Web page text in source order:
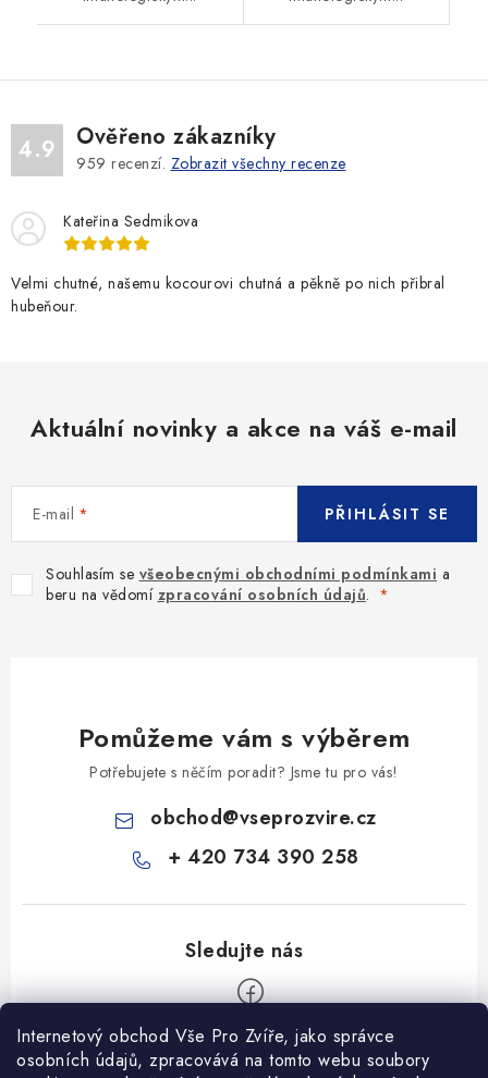
Internetový obchod Vše Pro Zvíře, jako správce
osobních údajů, zpracovává na tomto webu soubory
4.9 Ověřeno zákazníky
959 recenzí. Zobrazit všechny recenze
Kateřina Sedmikova
Velmi chutné, našemu kocourovi chutná a pěkně po nich přibral
hubeňour.
Aktuální novinky a akce na váš e-mail
E-mail
Souhlasím se všeobecnými obchodními podmínkami a
beru na vědomí zpracování osobních údajů.
PŘIHLÁSIT SE
Pomůžeme vám s výběrem
Potřebujete s něčím poradit? Jsme tu pro vás!
obchod@vseprozvire.cz
+ 420 734 390 258